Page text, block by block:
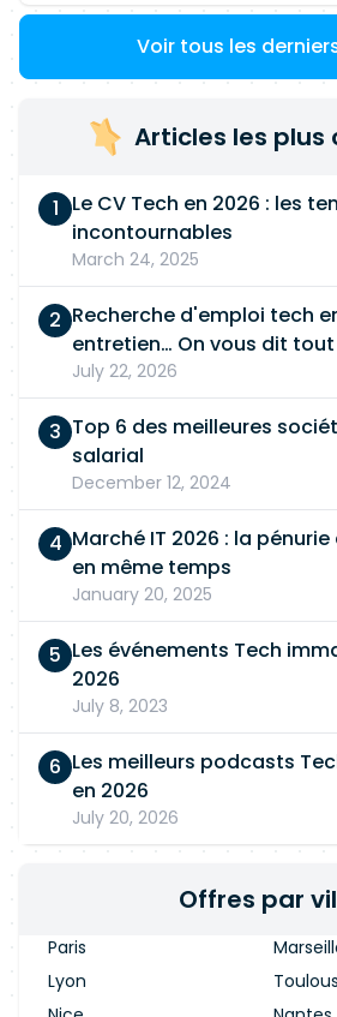
Voir tous les
Articles les plus
Le CV Tech en 2026 : les
incontournables
March 24, 2025
Recherche d'emploi tech
entretien… On vous dit tout
July 22, 2026
Top 6 des meilleures
salarial
December 12, 2024
Marché IT 2026 : la
en même temps
January 20, 2025
Les événements Tech
2026
July 8, 2023
Les meilleurs podcasts
en 2026
July 20, 2026
Offres par
Paris
Lyon